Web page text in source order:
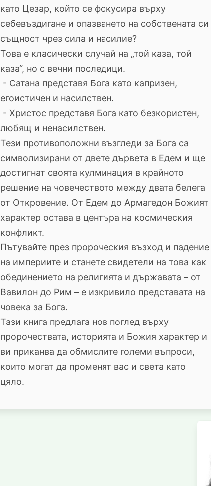
като Цезар, който се фокусира върху
себевъздигане и опазването на собствената си
същност чрез сила и насилие?
Това е класически случай на „той каза, той
каза“, но с вечни последици.
- Сатана представя Бога като капризен,
егоистичен и насилствен.
- Христос представя Бога като безкористен,
любящ и ненасилствен.
Тези противоположни възгледи за Бога са
символизирани от двете дървета в Едем и ще
достигнат своята кулминация в крайното
решение на човечеството между двата белега
от Откровение. От Едем до Армагедон Божият
характер остава в центъра на космическия
конфликт.
Пътувайте през пророческия възход и падение
на империите и станете свидетели на това как
обединението на религията и държавата – от
Вавилон до Рим – е изкривило представата на
човека за Бога.
Тази книга предлага нов поглед върху
пророчествата, историята и Божия характер и
ви приканва да обмислите големи въпроси,
които могат да променят вас и света като
цяло.